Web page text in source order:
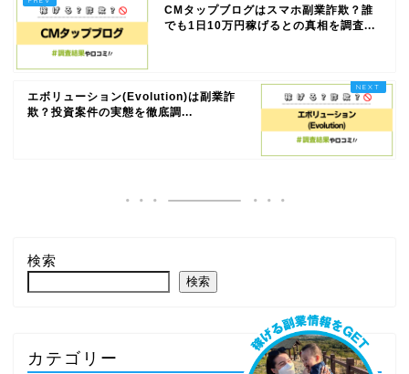
CMタップブログはスマホ副業詐欺？誰
でも1日10万円稼げるとの真相を調査...
エボリューション(Evolution)は副業詐
欺？投資案件の実態を徹底調...
検索
検索
カテゴリー